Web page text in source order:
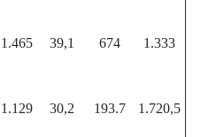
1.465 39,1 674 1.333
1.129 30,2 193.7 1.720,5